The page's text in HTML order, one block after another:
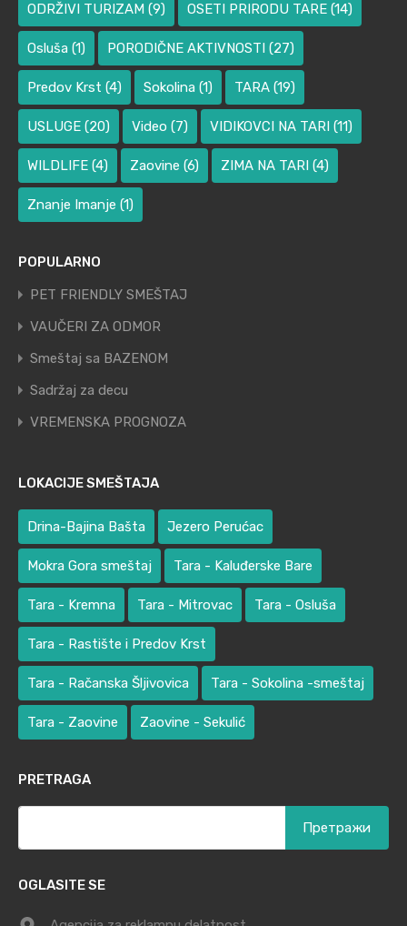
ODRŽIVI TURIZAM (9) OSETI PRIRODU TARE (14)
Osluša (1) PORODIČNE AKTIVNOSTI (27)
Predov Krst (4) Sokolina (1) TARA (19)
USLUGE (20) Video (7) VIDIKOVCI NA TARI (11)
WILDLIFE (4) Zaovine (6) ZIMA NA TARI (4)
Znanje Imanje (1)
POPULARNO
PET FRIENDLY SMEŠTAJ
VAUČERI ZA ODMOR
Smeštaj sa BAZENOM
Sadržaj za decu
VREMENSKA PROGNOZA
LOKACIJE SMEŠTAJA
Drina-Bajina Bašta Jezero Perućac
Mokra Gora smeštaj Tara - Kaluđerske Bare
Tara - Kremna Tara - Mitrovac Tara - Osluša
Tara - Rastište i Predov Krst
Tara - Račanska Šljivovica Tara - Sokolina -smeštaj
Tara - Zaovine Zaovine - Sekulić
PRETRAGA
OGLASITE SE